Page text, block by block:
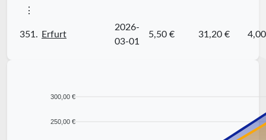
⋮
351. Erfurt
2026-
03-01
5,50 € 31,20 €
300,00 €
250,00 €